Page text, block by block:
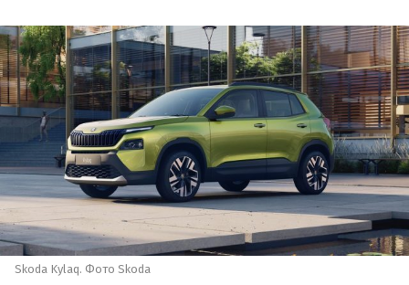
Skoda Kylaq. Фото Skoda